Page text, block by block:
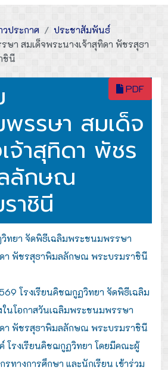
วประกาศ
ประชาสัมพันธ์
า สมเด็จพระนางเจ้าสุทิดา พัชรสุธา
ชินี
PDF
รรษา สมเด็จ
จ้าสุทิดา พัชร
ลักษณ
าชินี
วิทยา จัดพิธีเฉลิมพระชนมพรรษา
ดา พัชรสุธาพิมลลักษณ พระบรมราชินี
โรงเรียนคิชฌกูฏวิทยา จัดพิธีเฉลิม
นโอกาสวันเฉลิมพระชนมพรรษา
ดา พัชรสุธาพิมลลักษณ พระบรมราชินี
โรงเรียนคิชฌกูฏวิทยา โดยมีคณะผู้
ทางการศึกษา และนักเรียน เข้าร่วม